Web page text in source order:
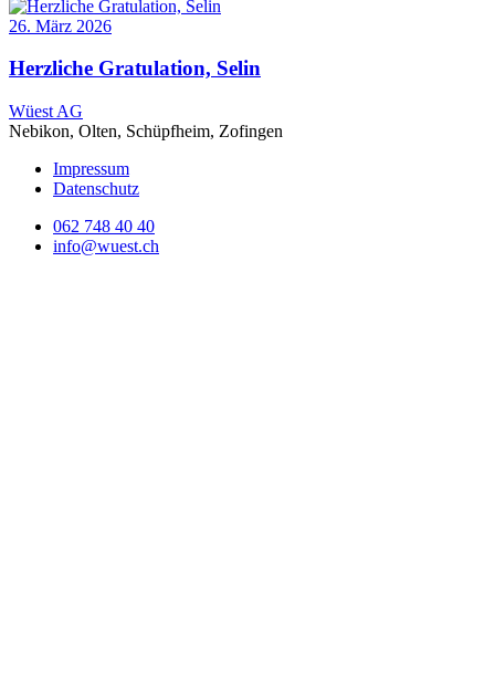
26. März 2026
Herzliche Gratulation, Selin
Wüest AG
Nebikon, Olten, Schüpfheim, Zofingen
Impressum
Datenschutz
062 748 40 40
info@wuest.ch